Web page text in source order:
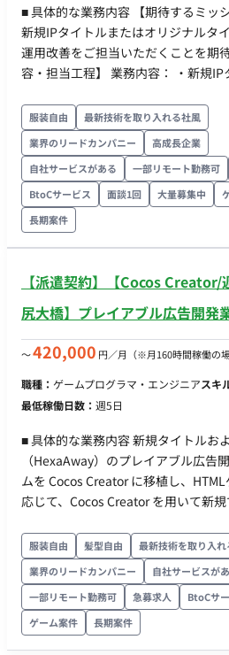
■ 具体的な業務内容 【期待するミッション】 ご経験に応じて、
新規IPタイトルまたはオリジナルタ
運用改善をご担当いただくことを期待して
容・担当工程】 業務内容： ・新規IPタイトルの機能開発（アウ
ム中心） ※状況次第ではインゲーム開発もご担当いただく可能
性があります 【開発環境】 ・プログラミング：Unity (C#) ・
FW：UniRx, UniTask, R3 のいずれか 【チーム体制】 携わるタ
イトルにもよりますが、現状は全体
ョインいただくことを想定しております。 ■ 【働き方
形態：派遣契約（週20時間以上のた
稼働量：平日週5日 稼働時間：10:00-19:00 ・働き
分） ※出社頻度：月に半分程度 ・交通
期 ・募集人数：3～4名 ・機器について：貸与想定(Mac) ・その
他：月末締め、25日支払い
服装自由
最新技術を取り入れる社風
業界のリードカンパニー
高成長企業
自社サービスがある
一部リモート勤務可
BtoCサービス
面談1回 大量募集中
長期案件
【派遣契約】【Cocos
尻大橋】プレイアブル広告開発
〜420,000 円／月 （※月160時間稼働の
職種： ゲームプログラマ・エンジニアスキ
最低稼働日数： 週5日
■ 具体的な業務内容 新規タイトルおよび運用タイトル
（HexaAway）のプレイアブル広告
ムを Cocos Creator に移植し、
応じて、Cocos Creator を用いて新
ン】 Unityで開発されたゲームを
植し、モバイルゲームの魅力を最大
イアブル広告を開発・提供すること
献していただくことを期待していま
目のクオリティにこだわり、ユーザ
服装自由 髪型自由
最新技術を取り入
業界のリードカンパニー
自社サービスが
一部リモート勤務可
急募求人
BtoCサ
ゲーム案件
長期案件